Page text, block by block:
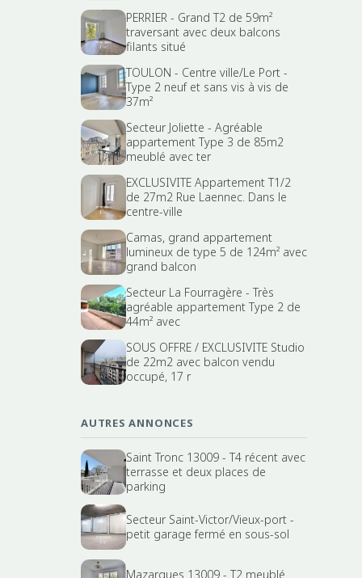
PERRIER - Grand T2 de 59m²
traversant avec deux balcons
filants situé
TOULON - Centre ville/Le Port -
Type 2 neuf et sans vis à vis de
37m²
Secteur Joliette - Agréable
appartement Type 3 de 85m2
meublé avec ter
EXCLUSIVITE Appartement T1/2
de 27m2 Rue Laennec. Dans le
centre-ville
Camas, grand appartement
lumineux de type 5 de 124m² avec
grand balcon
Secteur La Fourragère - Très
agréable appartement Type 2 de
44m² avec
SOUS OFFRE / EXCLUSIVITE Studio
de 22m2 avec balcon vendu
occupé, 17 r
AUTRES ANNONCES
Saint Tronc 13009 - T4 récent avec
terrasse et deux places de
parking
Secteur Saint-Victor/Vieux-port -
petit garage fermé en sous-sol
Mazargues 13009 - T2 meublé